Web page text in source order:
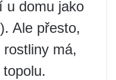
u domu jako
Ale přesto,
má,